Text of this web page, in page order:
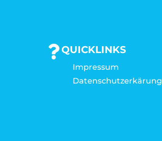
QUICKLINKS
Impressum
Datenschutzerkärung